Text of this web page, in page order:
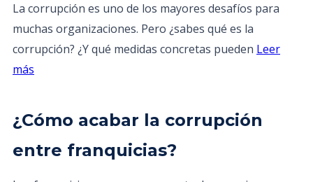
La corrupción es uno de los mayores desafíos para
muchas organizaciones. Pero ¿sabes qué es la
corrupción? ¿Y qué medidas concretas pueden Leer
más
¿Cómo acabar la corrupción
entre franquicias?